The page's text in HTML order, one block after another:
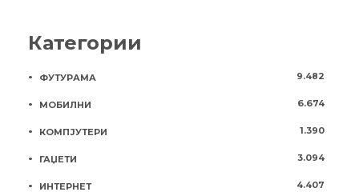
Категории
ФУТУРАМА 9.482
МОБИЛНИ 6.674
КОМПЈУТЕРИ 1.390
ГАЏЕТИ 3.094
ИНТЕРНЕТ 4.407